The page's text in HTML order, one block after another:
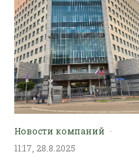
Новости компаний ·
11:17, 28.8.2025